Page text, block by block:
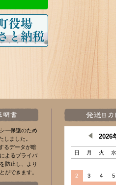
ー保護のため
しました。
るデータが暗
よるプライバ
防止し、より
ができます。
2026
日 月 火 水
2
3 4 5